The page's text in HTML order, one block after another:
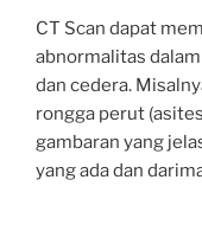
CT Scan dapat
abnormalitas
dan cedera.
rongga perut
gambaran yang
yang ada dan